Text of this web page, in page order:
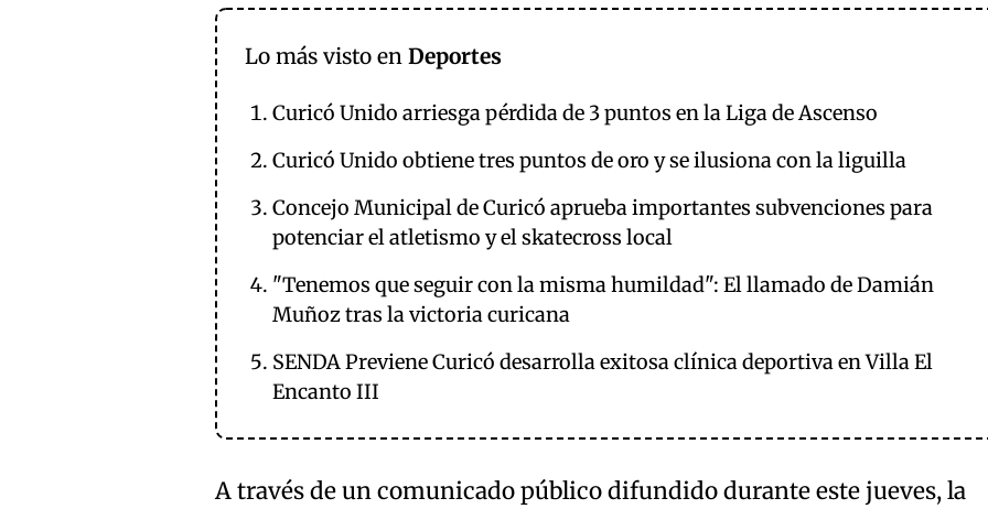
Lo más visto en Deportes
Curicó Unido arriesga pérdida de 3 puntos en la Liga de Ascenso
Curicó Unido obtiene tres puntos de oro y se ilusiona con la liguilla
Concejo Municipal de Curicó aprueba importantes subvenciones para
potenciar el atletismo y el skatecross local
"Tenemos que seguir con la misma humildad": El llamado de Damián
Muñoz tras la victoria curicana
SENDA Previene Curicó desarrolla exitosa clínica deportiva en Villa El
Encanto III
A través de un comunicado público difundido durante este jueves, la